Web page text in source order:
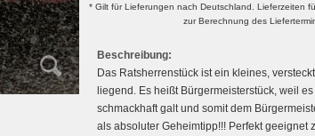
* Gilt für Lieferungen nach Deutschland. Lieferzeiten
zur Berechnung des
Beschreibung:
Das Ratsherrenstück ist ein kleines,
liegend. Es heißt Bürgermeisterstück, weil
schmackhaft galt und somit dem
als absoluter Geheimtipp!!! Perfekt geeignet